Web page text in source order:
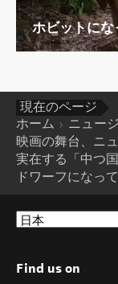
ホビットに
現在のページ
ホーム
ニュー
映画の舞台、ニ
実在する「中つ
ドワーフになっ
Find us on